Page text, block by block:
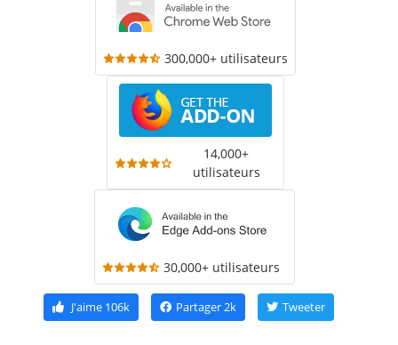
300,000+ utilisateurs
14,000+
utilisateurs
30,000+ utilisateurs
J'aime106k Partager2k Tweeter